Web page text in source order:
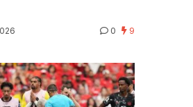
0 9